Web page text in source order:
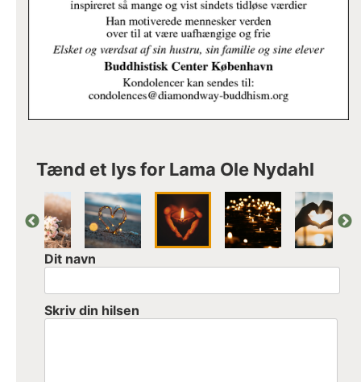
Tænd et lys for Lama Ole Nydahl
Dit navn
Skriv din hilsen